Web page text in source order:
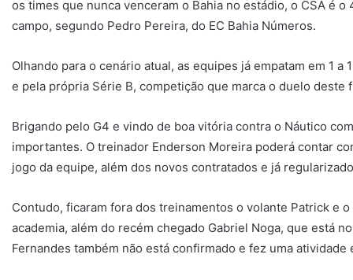
os times que nunca venceram o Bahia no estádio, o CSA é
campo, segundo Pedro Pereira, do EC Bahia Números.
Olhando para o cenário atual, as equipes já empatam em 1
e pela própria Série B, competição que marca o duelo deste
Brigando pelo G4 e vindo de boa vitória contra o Náutico
importantes. O treinador Enderson Moreira poderá contar
jogo da equipe, além dos novos contratados e já
Contudo, ficaram fora dos treinamentos o volante Patrick e
academia, além do recém chegado Gabriel Noga, que está
Fernandes também não está confirmado e fez uma atividade